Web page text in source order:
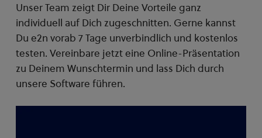
Unser Team zeigt Dir Deine Vorteile ganz
individuell auf Dich zugeschnitten. Gerne kannst
Du e2n vorab 7 Tage unverbindlich und kostenlos
testen. Vereinbare jetzt eine Online-Präsentation
zu Deinem Wunschtermin und lass Dich durch
unsere Software führen.